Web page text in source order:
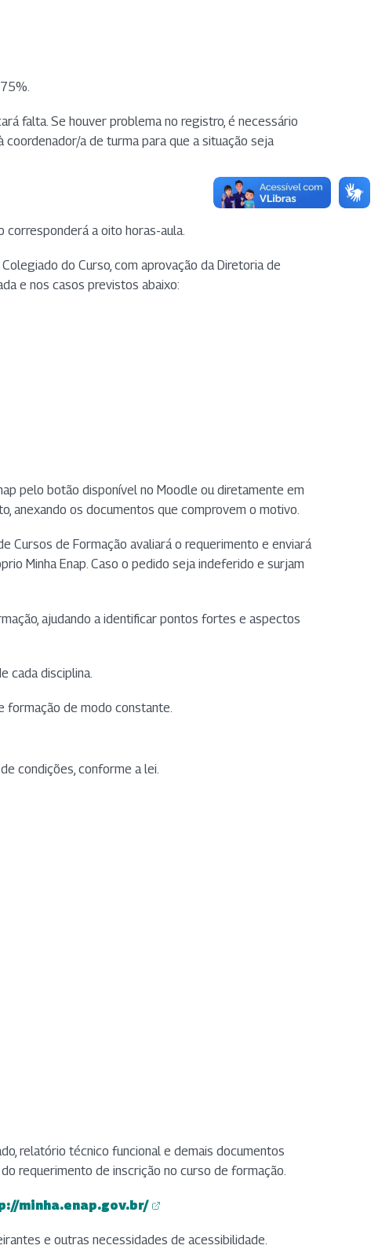
falta. Se houver problema no registro, é necessário
a de turma para que a situação seja
corresponderá a oito horas-aula.
do Curso, com aprovação da Diretoria de
e nos casos previstos abaixo:
pelo botão disponível no Moodle ou diretamente em
anexando os documentos que comprovem o motivo.
Cursos de Formação avaliará o requerimento e enviará
Minha Enap. Caso o pedido seja indeferido e surjam
ajudando a identificar pontos fortes e aspectos
cada disciplina.
formação de modo constante.
condições, conforme a lei.
relatório técnico funcional e demais documentos
requerimento de inscrição no curso de formação.
minha.enap.gov.br/
em nova aba)
em nova aba)
e outras necessidades de acessibilidade.